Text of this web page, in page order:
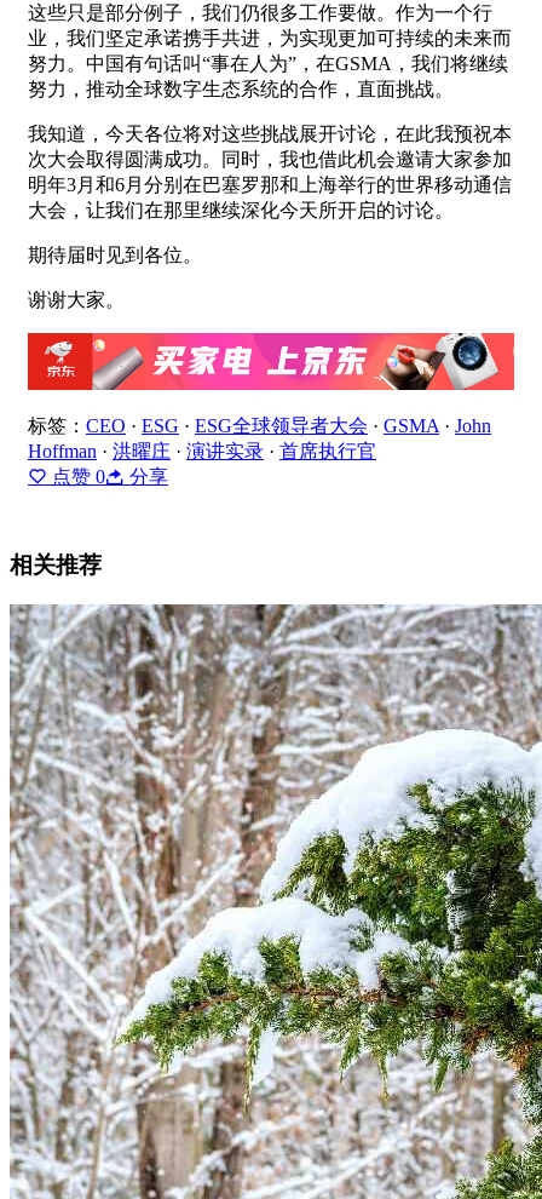
这些只是部分例子，我们仍很多工作要做。作为一个行
业，我们坚定承诺携手共进，为实现更加可持续的未来而
努力。中国有句话叫“事在人为”，在GSMA，我们将继续
努力，推动全球数字生态系统的合作，直面挑战。
我知道，今天各位将对这些挑战展开讨论，在此我预祝本
次大会取得圆满成功。同时，我也借此机会邀请大家参加
明年3月和6月分别在巴塞罗那和上海举行的世界移动通信
大会，让我们在那里继续深化今天所开启的讨论。
期待届时见到各位。
谢谢大家。
标签： CEO · ESG · ESG全球领导者大会 · GSMA· John
Hoffman · 洪曜庄 · 演讲实录 · 首席执行官
点赞 0 分享
相关推荐